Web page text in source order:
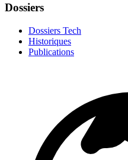
Dossiers
Dossiers Tech
Historiques
Publications